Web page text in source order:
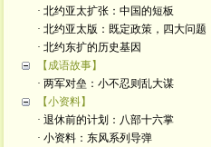
· 北约亚太扩张：中国的短板
· 北约亚太版：既定政策，四大问题
· 北约东扩的历史基因
【成语故事】
· 两军对垒：小不忍则乱大谋
【小资料】
· 退休前的计划：八部十六掌
· 小资料：东风系列导弹